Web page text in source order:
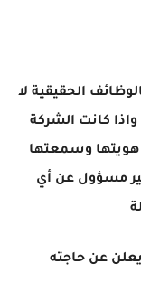
الحقيقية لا
كانت الشركة
هويتها وسمعتها
مسؤول عن أي
عن حاجته